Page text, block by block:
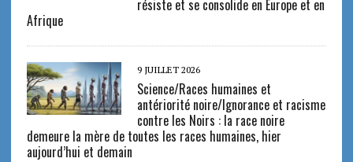
résiste et se consolide en Europe et en
Afrique
9 JUILLET 2026
Science/Races humaines et
antériorité noire/Ignorance et racisme
contre les Noirs : la race noire
demeure la mère de toutes les races humaines, hier
aujourd’hui et demain